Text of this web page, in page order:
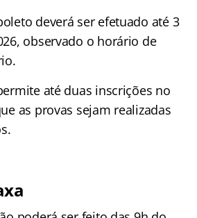
deverá ser efetuado até 3
observado o horário de
até duas inscrições no
as provas sejam realizadas